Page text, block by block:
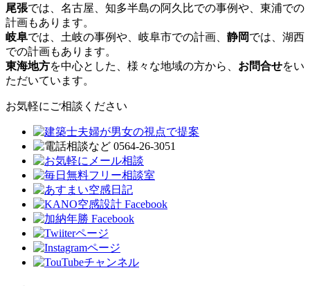
尾張では、名古屋、知多半島の阿久比での事例や、東浦での
計画もあります。
岐阜では、土岐の事例や、岐阜市での計画、 静岡では、湖西
での計画もあります。
東海地方を中心とした、様々な地域の方から、 お問合せをい
ただいています。
お気軽にご相談ください